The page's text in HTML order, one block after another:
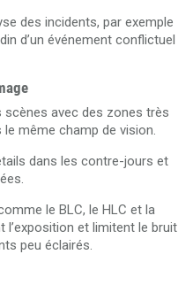
des incidents, par exemple
d’un événement conflictuel
scènes avec des zones très
même champ de vision.
dans les contre-jours et
le BLC, le HLC et la
l’exposition et limitent le bruit
peu éclairés.